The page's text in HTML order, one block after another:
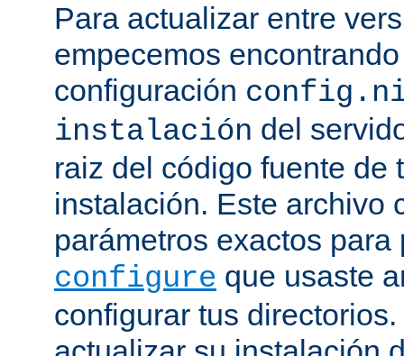
Para actualizar entre
empecemos
configuración
instalación del
raiz del código fuente de
instalación. Este archivo
parámetros exactos para
configure que usaste
configurar tus